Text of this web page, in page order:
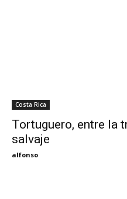
Costa Rica
Tortuguero, entre la
salvaje
alfonso